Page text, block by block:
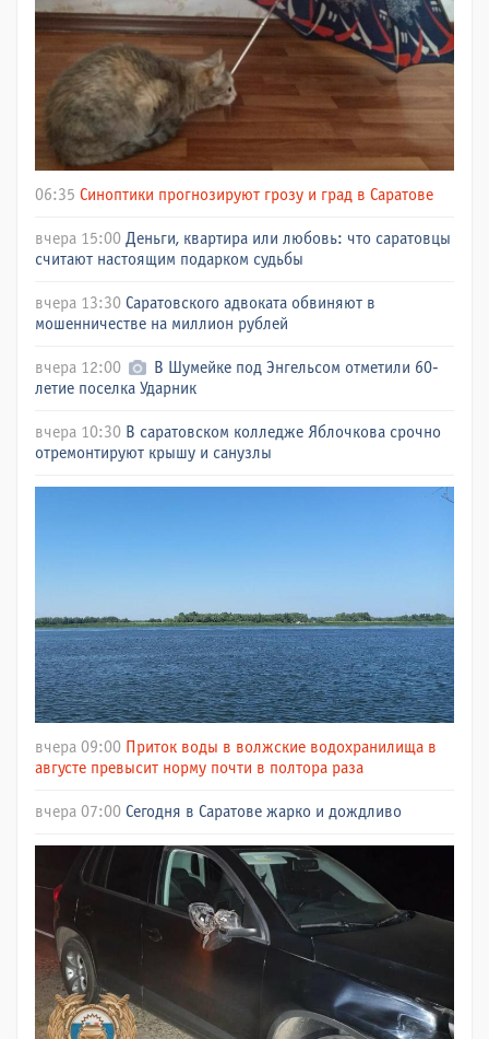
06:35 Синоптики прогнозируют грозу и град в Саратове
вчера 15:00 Деньги, квартира или любовь: что саратовцы
считают настоящим подарком судьбы
вчера 13:30 Саратовского адвоката обвиняют в
мошенничестве на миллион рублей
вчера 12:00
В Шумейке под Энгельсом отметили 60-
летие поселка Ударник
вчера 10:30 В саратовском колледже Яблочкова срочно
отремонтируют крышу и санузлы
вчера 09:00 Приток воды в волжские водохранилища в
августе превысит норму почти в полтора раза
вчера 07:00 Сегодня в Саратове жарко и дождливо